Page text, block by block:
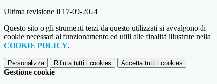
Ultima revisione il 17-09-2024
Questo sito o gli strumenti terzi da questo utilizzati si avvalgono di
cookie necessari al funzionamento ed utili alle finalità illustrate nella
COOKIE POLICY.
Personalizza Rifiuta tutti i cookies Accetta tutti i cookies
Gestione cookie